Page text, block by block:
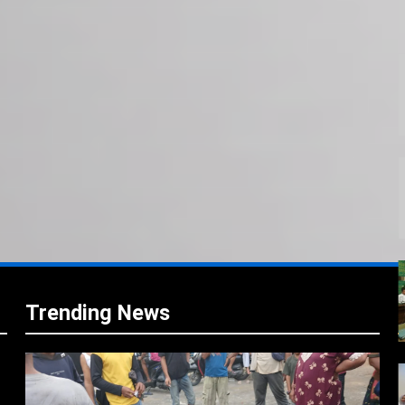
Trending News